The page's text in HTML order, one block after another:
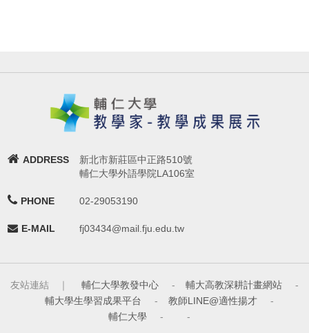
ADDRESS
新北市新莊區中正路510號
輔仁大學外語學院LA106室
PHONE 02-29053190
E-MAIL fj03434@mail.fju.edu.tw
友站連結 ｜ 輔仁大學教發中心 - 輔大高教深耕計畫網站
-
輔大學生學習成果平台
- 教師LINE@適性揚才
-
輔仁大學
- -